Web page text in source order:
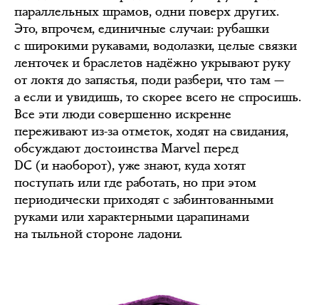
параллельных шрамов, одни поверх других.
Это, впрочем, единичные случаи: рубашки
с широкими рукавами, водолазки, целые связки
ленточек и браслетов надёжно укрывают руку
от локтя до запястья, поди разбери, что там —
а если и увидишь, то скорее всего не спросишь.
Все эти люди совершенно искренне
переживают из-за отметок, ходят на свидания,
обсуждают достоинства Мarvel перед
DC (и наоборот), уже знают, куда хотят
поступать или где работать, но при этом
периодически приходят с забинтованными
руками или характерными царапинами
на тыльной стороне ладони.